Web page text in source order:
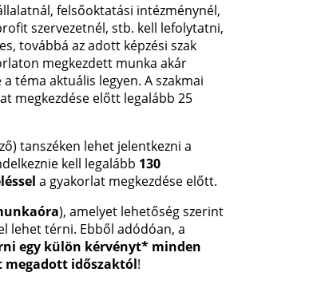
felsőoktatási intézménynél,
szervezetnél, stb. kell lefolytatni,
továbbá az adott képzési szak
megkezdett munka akár
téma aktuális legyen. A szakmai
megkezdése előtt legalább 25
tanszéken lehet jelentkezni a
kell legalább 130
a gyakorlat megkezdése előtt.
), amelyet lehetőség szerint
lehet térni. Ebből adódóan, a
egy külön kérvényt* minden
időszaktól!